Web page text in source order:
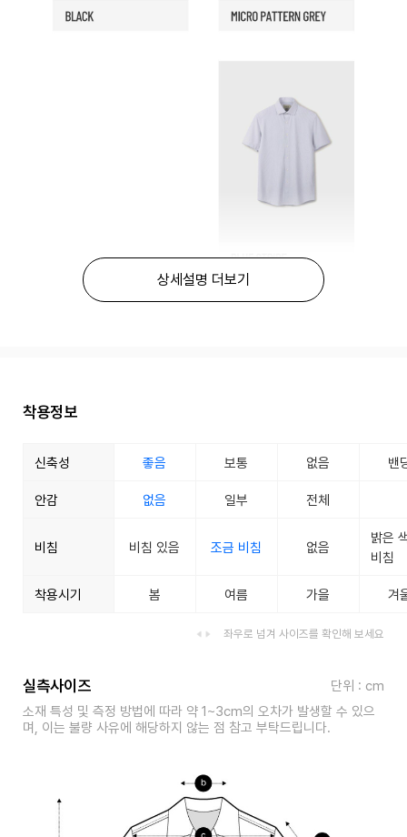
상세설명 더보기
착용정보
신축성 좋음 보통 없음 밴
안감 없음 일부 전체
비침 비침 있음 조금 비침 없음
밝은
비침
착용시기 봄 여름 가을 겨
좌우로 넘겨 사이즈를 확인해 보세요
실측사이즈
단위 : cm
소재 특성 및 측정 방법에 따라 약 1~3cm의 오차가 발생할 수 있으
며, 이는 불량 사유에 해당하지 않는 점 참고 부탁드립니다.